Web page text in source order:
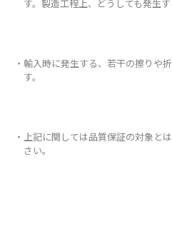
す。製造工程上、どうしても発生
・輸入時に発生する、若干の擦りや
す。
・上記に関しては品質保証の対象と
さい。